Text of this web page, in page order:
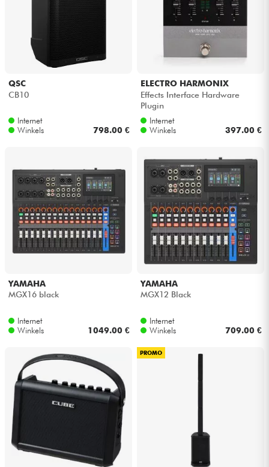
QSC
CB10
Internet
Winkels
798.00 €
ELECTRO HARMONIX
Effects Interface Hardware
Plugin
Internet
Winkels
397.00 €
YAMAHA
MGX16 black
Internet
Winkels
1049.00 €
YAMAHA
MGX12 Black
Internet
Winkels
709.00 €
PROMO